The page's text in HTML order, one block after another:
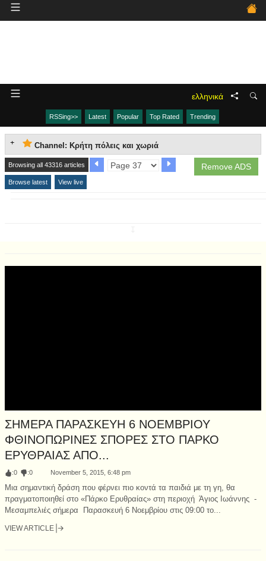
ελληνικά
RSSing>> Latest Popular Top Rated Trending
Channel: Κρήτη πόλεις και χωριά
Remove ADS
Browsing all 43316 articles
Browse latest View live
ΣΗΜΕΡΑ ΠΑΡΑΣΚΕΥΗ 6 ΝΟΕΜΒΡΙΟΥ
ΦΘΙΝΟΠΩΡΙΝΕΣ ΣΠΟΡΕΣ ΣΤΟ ΠΑΡΚΟ
ΕΡΥΘΡΑΙΑΣ ΑΠΟ...
:0 :0 November 5, 2015, 6:48 pm
Μια σημαντική δράση που φέρνει πιο κοντά τα παιδιά με τη γη, θα
πραγματοποιηθεί στο «Πάρκο Ερυθραίας» στη περιοχή Άγιος Ιωάννης -
Μεσαμπελιές σήμερα Παρασκευή 6 Νοεμβρίου στις 09:00 το...
VIEW ARTICLE